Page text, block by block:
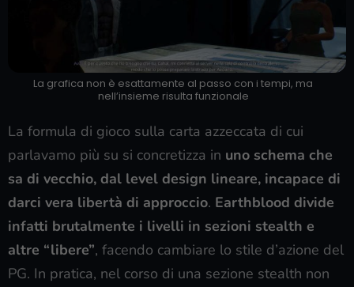
La grafica non è esattamente al passo con i tempi, ma
nell’insieme risulta funzionale
La formula di gioco sulla carta azzeccata di cui
parlavamo più su si concretizza in uno schema che
sa di vecchio, dal level design lineare, incapace di
darci vera libertà di approccio. Earthblood divide
infatti brutalmente i livelli in sezioni stealth e
altre “libere”, facendo cambiare lo stile d’azione del
PG. In pratica, nel corso di una sezione stealth non